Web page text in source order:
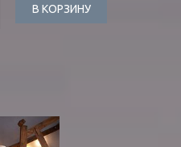
В КОРЗИНУ